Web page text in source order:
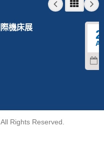
機床展
All Rights Reserved.